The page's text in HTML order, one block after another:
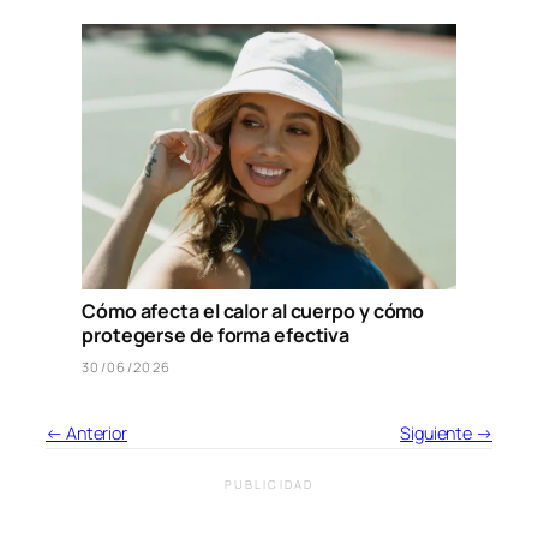
Cómo afecta el calor al cuerpo y cómo
protegerse de forma efectiva
30/06/2026
← Anterior Siguiente →
PUBLICIDAD